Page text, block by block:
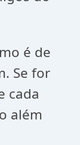
é de
Se for
cada
além